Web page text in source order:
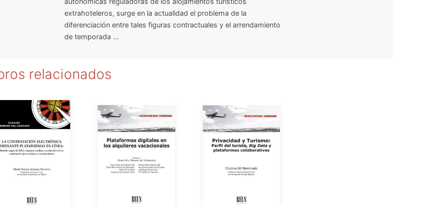
extrahoteleros, surge en la actualidad el problema de la
diferenciación entre tales figuras contractuales y el arrendamiento
de temporada ...
relacionados